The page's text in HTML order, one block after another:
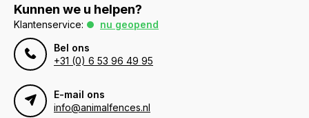
Kunnen we u helpen?
Klantenservice:
nu geopend
Bel ons
+31 (0) 6 53 96 49 95
E-mail ons
info@animalfences.nl